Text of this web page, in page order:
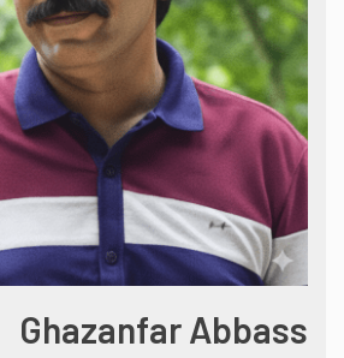
Ghazanfar Abbass